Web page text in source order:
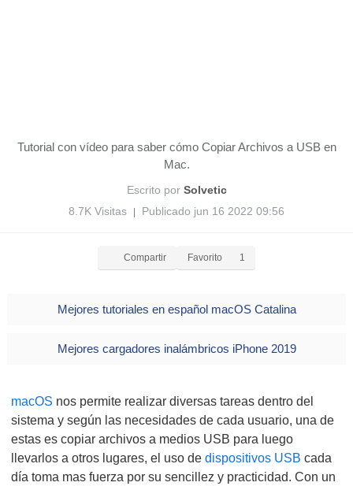
Tutorial con vídeo para saber cómo Copiar Archivos a USB en
Mac.
Escrito por Solvetic
8.7K Visitas
Publicado jun 16 2022 09:56
Compartir Favorito 1
Mejores tutoriales en español macOS Catalina
Mejores cargadores inalámbricos iPhone 2019
macOS nos permite realizar diversas tareas dentro del
sistema y según las necesidades de cada usuario, una de
estas es copiar archivos a medios USB para luego
llevarlos a otros lugares, el uso de dispositivos USB cada
día toma mas fuerza por su sencillez y practicidad. Con un